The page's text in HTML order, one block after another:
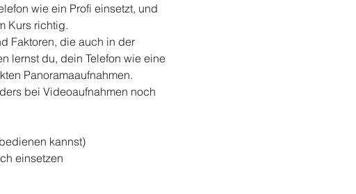
wie ein Profi einsetzt, und
Kurs richtig.
Faktoren, die auch in der
lernst du, dein Telefon wie eine
Panoramaaufnahmen.
bei Videoaufnahmen noch
kannst)
einsetzen